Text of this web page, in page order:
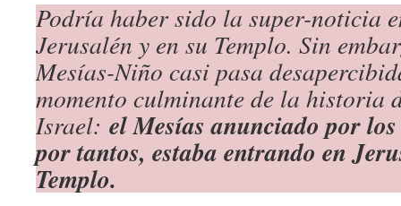
Podría haber sido la super-noticia
Jerusalén y en su Templo. Sin
Mesías-Niño casi pasa
momento culminante de la historia
Israel: el Mesías anunciado por
por tantos, estaba entrando en
Templo.